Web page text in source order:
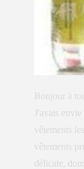
Bonjour à
J'avais
vêtements
vêtements
délicate,